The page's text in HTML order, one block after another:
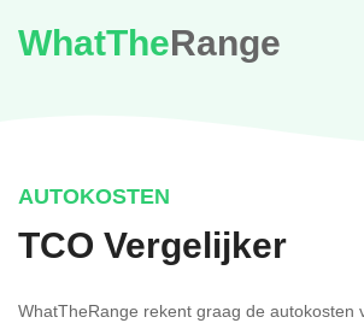
WhatTheRange
AUTOKOSTEN
TCO Vergelijker
WhatTheRange rekent graag de autokosten